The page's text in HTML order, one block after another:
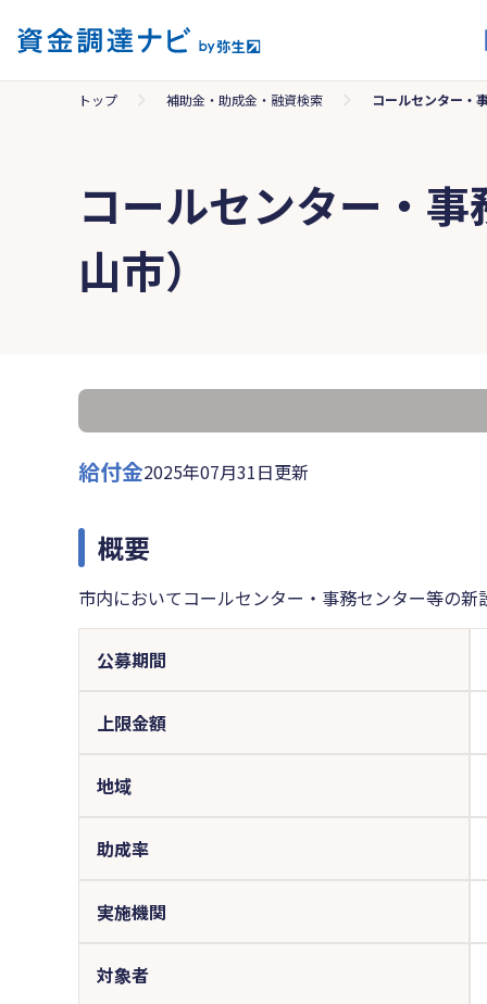
トップ 補助金・助成金・融資検索 コールセンター・
コールセンター・
山市）
給付金2025年07月31日更新
概要
市内においてコールセンター・事務センター等の
公募期間
上限金額
地域
助成率
実施機関
対象者